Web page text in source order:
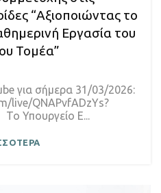
“Αξιοποιώντας το
Εργασία του
Τομέα”
για σήμερα 31/03/2026:
live/QNAPvfADzYs?
Υπουργείο Ε...